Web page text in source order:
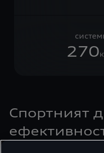
270
Спортният